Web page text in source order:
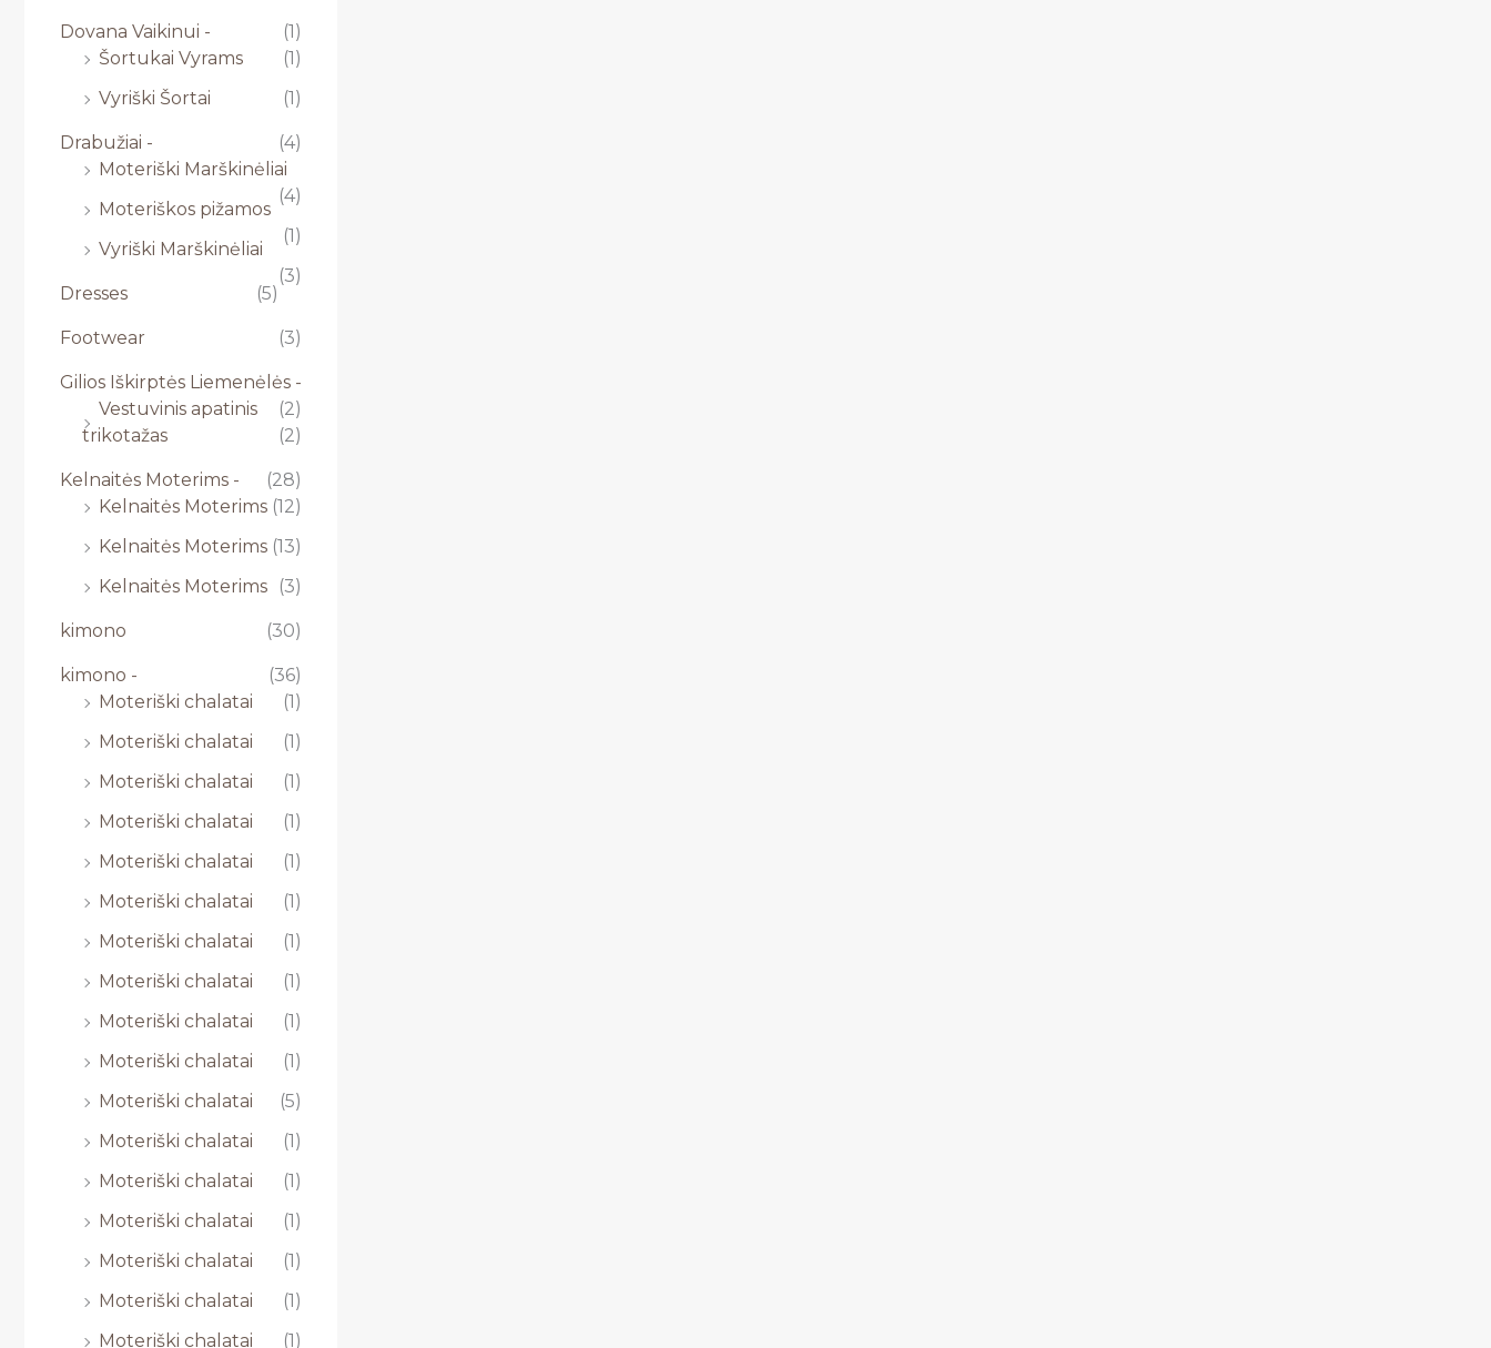
Dovana Vaikinui -
(1)
Šortukai Vyrams
(1)
Vyriški Šortai
(1)
Drabužiai -
(4)
Moteriški Marškinėliai
(4)
Moteriškos pižamos
(1)
Vyriški Marškinėliai
(3)
Dresses
(5)
Footwear (3)
Gilios Iškirptės Liemenėlės -
(2)
Vestuvinis apatinis
trikotažas
(2)
Kelnaitės Moterims -
(28)
Kelnaitės Moterims (12)
Kelnaitės Moterims (13)
Kelnaitės Moterims
(3)
kimono (30)
kimono -
(36)
Moteriški chalatai
(1)
Moteriški chalatai
(1)
Moteriški chalatai
(1)
Moteriški chalatai
(1)
Moteriški chalatai
(1)
Moteriški chalatai
(1)
Moteriški chalatai
(1)
Moteriški chalatai
(1)
Moteriški chalatai
(1)
Moteriški chalatai
(1)
Moteriški chalatai
(5)
Moteriški chalatai
(1)
Moteriški chalatai
(1)
Moteriški chalatai
(1)
Moteriški chalatai
(1)
Moteriški chalatai
(1)
Moteriški chalatai
(1)